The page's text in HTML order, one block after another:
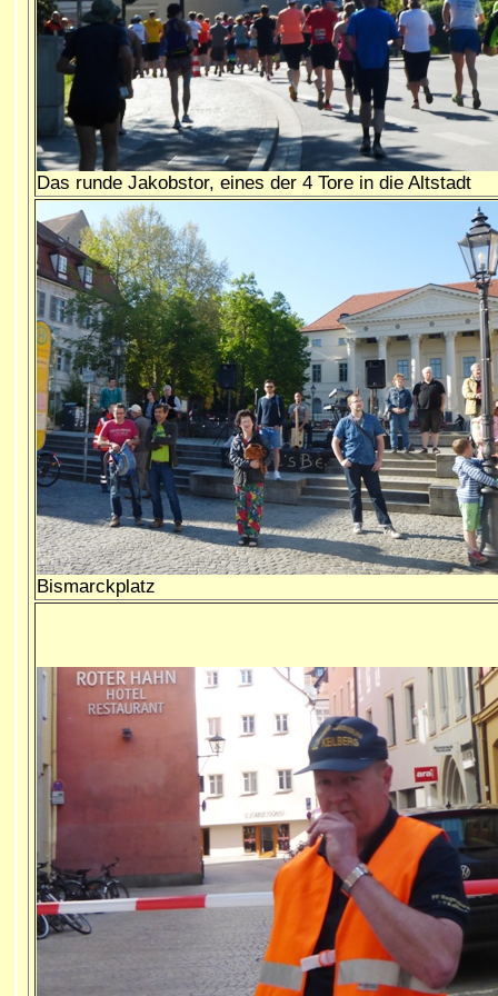
Das runde Jakobstor, eines der 4 Tore in die Altstadt
Bismarckplatz